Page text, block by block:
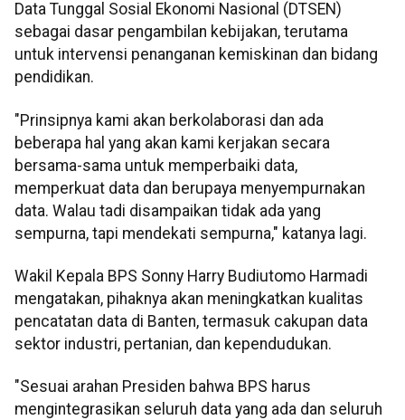
Data Tunggal Sosial Ekonomi Nasional (DTSEN)
sebagai dasar pengambilan kebijakan, terutama
untuk intervensi penanganan kemiskinan dan bidang
pendidikan.
"Prinsipnya kami akan berkolaborasi dan ada
beberapa hal yang akan kami kerjakan secara
bersama-sama untuk memperbaiki data,
memperkuat data dan berupaya menyempurnakan
data. Walau tadi disampaikan tidak ada yang
sempurna, tapi mendekati sempurna," katanya lagi.
Wakil Kepala BPS Sonny Harry Budiutomo Harmadi
mengatakan, pihaknya akan meningkatkan kualitas
pencatatan data di Banten, termasuk cakupan data
sektor industri, pertanian, dan kependudukan.
"Sesuai arahan Presiden bahwa BPS harus
mengintegrasikan seluruh data yang ada dan seluruh